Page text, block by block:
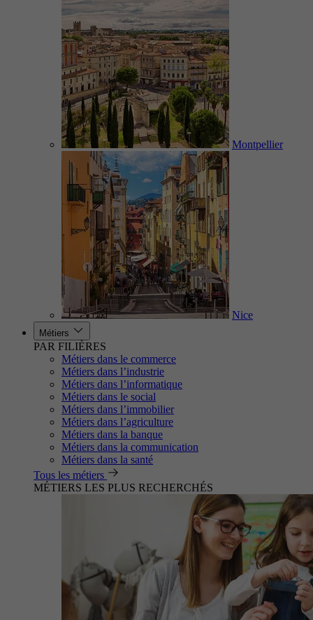
Montpellier
Nice
Métiers
PAR FILIÈRES
Métiers dans le commerce
Métiers dans l’industrie
Métiers dans l’informatique
Métiers dans le social
Métiers dans l’immobilier
Métiers dans l’agriculture
Métiers dans la banque
Métiers dans la communication
Métiers dans la santé
Tous les métiers
MÉTIERS LES PLUS RECHERCHÉS